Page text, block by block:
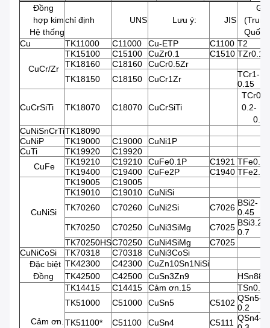
Đồng
hợp kim
Hệ thống
chỉ định UNS Lưu ý: JIS
GB
(Trung
Quốc)
Cu
TK11000 C11000 Cu-ETP C1100 T2
CuCr/Zr
TK15100 C15100 CuZr0.1 C1510 TZr0.1
TK18160
C18160
CuCr0.5Zr
TK18150
C18150 CuCr1Zr
TCr1-
0.15
CuCrSiTi TK18070 C18070 CuCrSiTi
0.2-
0.05
CuNiSnCrTiTK18090
CuNiP
TK19000 C19000
CuNi1P
CuTi
TK19920
C19920
CuFe
TK19210 C19210 CuFe0.1P C1921 TFe0.1
TK19400
C19400 CuFe2P C1940 TFe2.5
CuNiSi
TK19005
C19005
TK19010
C19010
CuNiSi
TK70260
C70260 CuNi2Si C7026 BSi2-
0.45
TK70250
C70250 CuNi3SiMg C7025 BSi3.2-
0.7
TK70250HSC70250 CuNi4SiMg
C7025
CuNiCoSi
TK70318 C70318
CuNi3CoSi
Đặc biệt
Đồng
TK42300 C42300
CuZn10Sn1NiSi
TK42500
C42500 CuSn3Zn9 HSn88-
Cảm ơn.
TK14415 C14415 Cảm ơn.15
TSn0.12
TK51000
C51000 CuSn5 C5102 QSn5-
0.2
TK51100*
C51100 CuSn4 C5111 QSn4-